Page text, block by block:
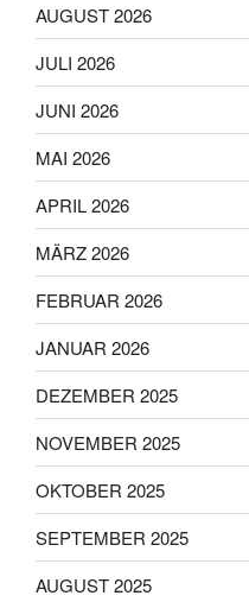
AUGUST 2026
JULI 2026
JUNI 2026
MAI 2026
APRIL 2026
MÄRZ 2026
FEBRUAR 2026
JANUAR 2026
DEZEMBER 2025
NOVEMBER 2025
OKTOBER 2025
SEPTEMBER 2025
AUGUST 2025